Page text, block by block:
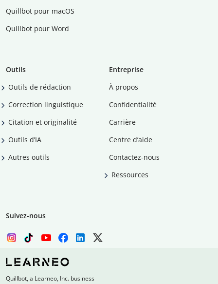
Quillbot pour macOS
Quillbot pour Word
Outils
Outils de rédaction
Correction linguistique
Citation et originalité
Outils d’IA
Autres outils
Entreprise
À propos
Confidentialité
Carrière
Centre d’aide
Contactez-nous
Ressources
Suivez-nous
Quillbot, a Learneo, Inc. business